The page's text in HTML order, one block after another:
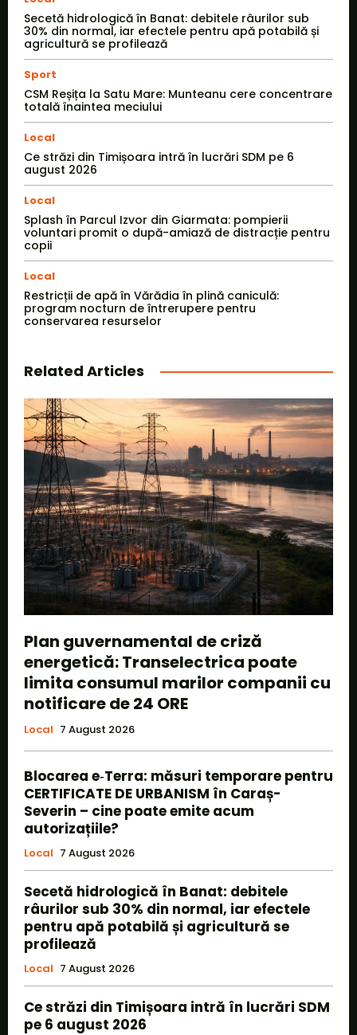
Secetă hidrologică în Banat: debitele râurilor sub
30% din normal, iar efectele pentru apă potabilă și
agricultură se profilează
Sport
CSM Reșița la Satu Mare: Munteanu cere concentrare
totală înaintea meciului
Local
Ce străzi din Timișoara intră în lucrări SDM pe 6
august 2026
Local
Splash în Parcul Izvor din Giarmata: pompierii
voluntari promit o după-amiază de distracție pentru
copii
Local
Restricții de apă în Vărădia în plină caniculă:
program nocturn de întrerupere pentru
conservarea resurselor
Related Articles
Plan guvernamental de criză
energetică: Transelectrica poate
limita consumul marilor companii cu
notificare de 24 ORE
Local 7 August 2026
Blocarea e‑Terra: măsuri temporare pentru
CERTIFICATE DE URBANISM în Caraș-
Severin – cine poate emite acum
autorizațiile?
Local 7 August 2026
Secetă hidrologică în Banat: debitele
râurilor sub 30% din normal, iar efectele
pentru apă potabilă și agricultură se
profilează
Local 7 August 2026
Ce străzi din Timișoara intră în lucrări SDM
pe 6 august 2026